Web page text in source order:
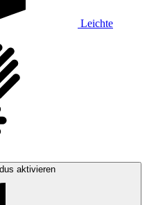
Leichte
aktivieren